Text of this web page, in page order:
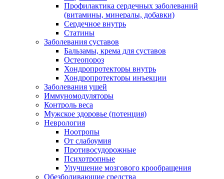
Профилактика сердечных заболеваний
(витамины, минералы, добавки)
Сердечное внутрь
Статины
Заболевания суставов
Бальзамы, крема для суставов
Остеопороз
Хондропротекторы внутрь
Хондропротекторы инъекции
Заболевания ушей
Иммуномодуляторы
Контроль веса
Мужское здоровье (потенция)
Неврология
Ноотропы
От слабоумия
Противосудорожные
Психотропные
Улучшение мозгового крообращения
Обезболивающие средства